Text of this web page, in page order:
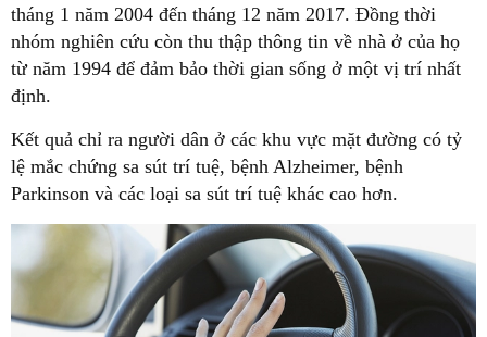
tháng 1 năm 2004 đến tháng 12 năm 2017. Đồng thời
nhóm nghiên cứu còn thu thập thông tin về nhà ở của họ
từ năm 1994 để đảm bảo thời gian sống ở một vị trí nhất
định.
Kết quả chỉ ra người dân ở các khu vực mặt đường có tỷ
lệ mắc chứng sa sút trí tuệ, bệnh Alzheimer, bệnh
Parkinson và các loại sa sút trí tuệ khác cao hơn.